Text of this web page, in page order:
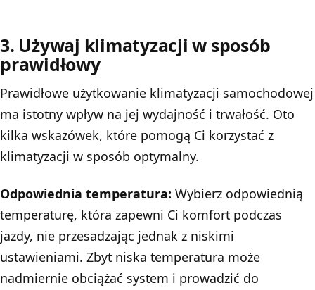
3. Używaj klimatyzacji w sposób
prawidłowy
Prawidłowe użytkowanie klimatyzacji samochodowej
ma istotny wpływ na jej wydajność i trwałość. Oto
kilka wskazówek, które pomogą Ci korzystać z
klimatyzacji w sposób optymalny.
Odpowiednia temperatura: Wybierz odpowiednią
temperaturę, która zapewni Ci komfort podczas
jazdy, nie przesadzając jednak z niskimi
ustawieniami. Zbyt niska temperatura może
nadmiernie obciążać system i prowadzić do